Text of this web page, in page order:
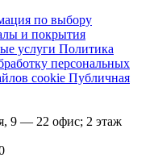
по выбору
и покрытия
услуги Политика
персональных
cookie Публичная
9 — 22 офис; 2 этаж